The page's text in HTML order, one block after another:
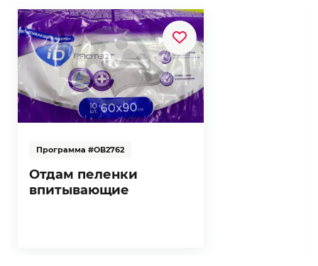
Программа #ОВ2762
Отдам пеленки
впитывающие